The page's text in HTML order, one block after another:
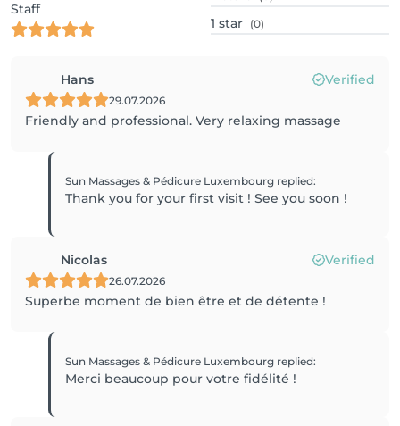
Staff
1 star (0)
Hans Verified
29.07.2026
Friendly and professional. Very relaxing massage
Sun Massages & Pédicure Luxembourg replied:
Thank you for your first visit ! See you soon !
Nicolas Verified
26.07.2026
Superbe moment de bien être et de détente !
Sun Massages & Pédicure Luxembourg replied:
Merci beaucoup pour votre fidélité !